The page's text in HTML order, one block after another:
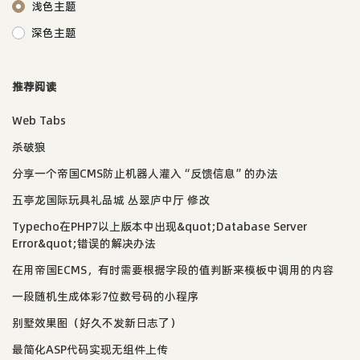
浅色主题
深色主题
推荐阅读
Web Tabs
杀破狼
分享一个帝国CMS防止机器人灌入“反馈信息”的办法
五亭龙国际玩具礼品城 丛翠庐中厅 修改
Typecho在PHP7以上版本中出现&quot;Database Server
Error&quot;错误的解决办法
在用帝国ECMS，有时需要根据字段的值判断来模板中调用的内容
一段随机生成体彩7位数号码的小程序
别墅效果图（好久不发新日志了）
最简化ASP代码实现无组件上传